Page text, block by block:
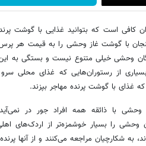
کافی است که بتوانید غذایی با گوشت
وحشی خیلی متنوع نیست و بستگی به
از رستوران‌هایی که غذای محلی
با گوشت پرنده مهاجر بپزند.
وحشی با ذائقه همه افراد جور در
وحشی را بسیار خوشمزه‌تر از اردک‌های
به شکارچیان مراجعه می‌کنند و از آنها